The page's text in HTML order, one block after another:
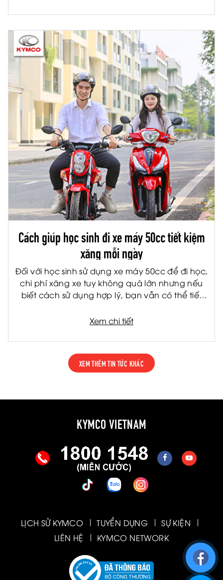
Cách giúp học sinh đi xe máy 50cc tiết kiệm
xăng mỗi ngày
Đối với học sinh sử dụng xe máy 50cc để đi học,
chi phí xăng xe tuy không quá lớn nhưng nếu
biết cách sử dụng hợp lý, bạn vẫn có thể tiết
chi phí cho gia đình, việc tiết kiệm nhiên liệu còn
hóc về lâu dài.
Xem chi tiết
XEM THÊM TIN TỨC KHÁC
KYMCO VIETNAM
LỊCH SỬ KYMCO TUYỂN DỤNG
SỰ KIỆN
LIÊN HỆ
KYMCO NETWORK